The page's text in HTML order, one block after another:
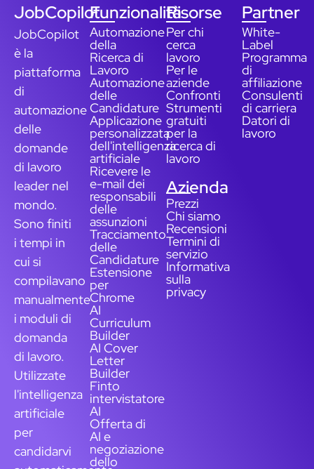
JobCopilot
JobCopilot
è la
piattaforma
di
automazione
delle
domande
di lavoro
leader nel
mondo.
Sono finiti
i tempi in
cui si
compilavano
manualmente
i moduli di
domanda
di lavoro.
Utilizzate
l'intelligenza
artificiale
per
candidarvi
Funzionalità
Automazione
della
Ricerca di
Lavoro
Automazione
delle
Candidature
Applicazione
personalizzata
dell'intelligenza
artificiale
Ricevere le
e-mail dei
responsabili
delle
assunzioni
Tracciamento
delle
Candidature
Estensione
per
Chrome
AI
Curriculum
Builder
AI Cover
Letter
Builder
Finto
intervistatore
AI
Offerta di
AI e
negoziazione
dello
Risorse
Per chi
cerca
lavoro
Per le
aziende
Confronti
Strumenti
gratuiti
per la
ricerca di
lavoro
Azienda
Prezzi
Chi siamo
Recensioni
Termini di
servizio
Informativa
sulla
privacy
Partner
White-
Label
Programma
di
affiliazione
Consulenti
di carriera
Datori di
lavoro